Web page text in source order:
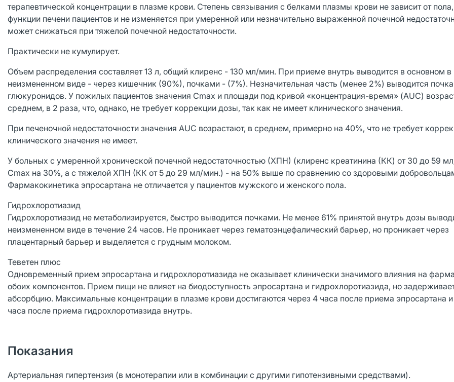
терапевтической концентрации в плазме крови. Степень связывания с белками плазмы крови не зависит от
функции печени пациентов и не изменяется при умеренной или незначительно выраженной почечной
может снижаться при тяжелой почечной недостаточности.
Практически не кумулирует.
Объем распределения составляет 13 л, общий клиренс - 130 мл/мин. При приеме внутрь выводится в основном в
неизмененном виде - через кишечник (90%), почками - (7%). Незначительная часть (менее 2%) выводится
глюкуронидов. У пожилых пациентов значения Сmах и площади под кривой «концентрация-время» (AUC)
среднем, в 2 раза, что, однако, не требует коррекции дозы, так как не имеет клинического значения.
При печеночной недостаточности значения AUC возрастают, в среднем, примерно на 40%, что не требует
клинического значения не имеет.
У больных с умеренной хронической почечной недостаточностью (ХПН) (клиренс креатинина (КК) от 30 до 59
Сmах на 30%, а с тяжелой ХПН (КК от 5 до 29 мл/мин.) - на 50% выше по сравнению со здоровыми
Фармакокинетика эпросартана не отличается у пациентов мужского и женского пола.
Гидрохлоротиазид
Гидрохлоротиазид не метаболизируется, быстро выводится почками. Не менее 61% принятой внутрь дозы
неизмененном виде в течение 24 часов. Не проникает через гематоэнцефалический барьер, но проникает через
плацентарный барьер и выделяется с грудным молоком.
Теветен плюс
Одновременный прием эпросартана и гидрохлоротиазида не оказывает клинически значимого влияния на
обоих компонентов. Прием пищи не влияет на биодоступность эпросартана и гидрохлоротиазида, но
абсорбцию. Максимальные концентрации в плазме крови достигаются через 4 часа после приема эпросартана
часа после приема гидрохлоротиазида внутрь.
Показания
Артериальная гипертензия (в монотерапии или в комбинации с другими гипотензивными средствами).